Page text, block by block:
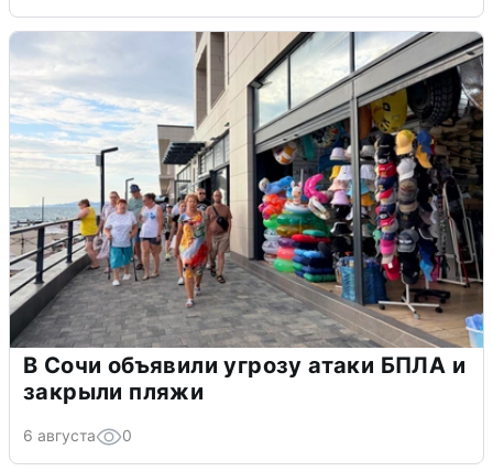
В Сочи объявили угрозу атаки БПЛА и
закрыли пляжи
6 августа 0